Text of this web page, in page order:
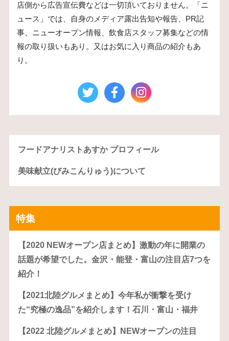
店側から広告宣伝費などは一切頂いておりません。「ニ
ュース」では、自身のメディア露出告知や報告、PR記
事、ニューオープン情報、飲食店スタッフ募集などの情
報の取り扱いもあり。又はお気に入り商品の紹介もあ
り。
フードアナリストあすか プロフィール
美味献立(びみこんりゅう)について
特集
【2020 NEWオープン店まとめ】激動の年に開業の
話題が希望でした。金沢・能登・富山の注目店7つを
紹介！
【2021北陸グルメまとめ】今年私が衝撃を受け
た“究極の逸品”を紹介します！石川・富山・福井
【2022 北陸グルメまとめ】NEWオープンの注目